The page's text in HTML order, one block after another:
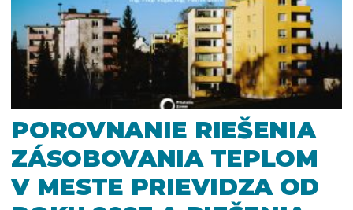
POROVNANIE RIEŠENIA
ZÁSOBOVANIA TEPLOM
V MESTE PRIEVIDZA OD